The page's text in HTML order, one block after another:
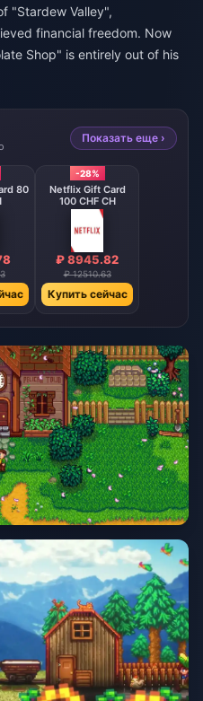
"Stardew Valley",
financial freedom. Now
Shop" is entirely out of his
Показать еще ›
80
-28%
Netflix Gift Card
100 CHF CH
₽ 8945.82
₽ 12510.63
Купить сейчас